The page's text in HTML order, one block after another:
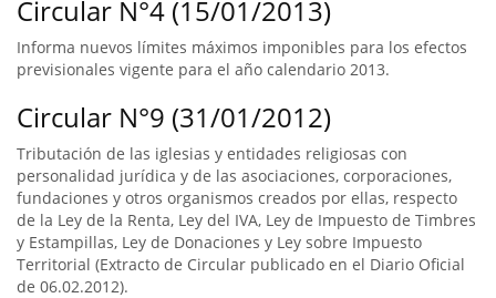
Circular N°4 (15/01/2013)
Informa nuevos límites máximos imponibles para los efectos
previsionales vigente para el año calendario 2013.
Circular N°9 (31/01/2012)
Tributación de las iglesias y entidades religiosas con
personalidad jurídica y de las asociaciones, corporaciones,
fundaciones y otros organismos creados por ellas, respecto
de la Ley de la Renta, Ley del IVA, Ley de Impuesto de Timbres
y Estampillas, Ley de Donaciones y Ley sobre Impuesto
Territorial (Extracto de Circular publicado en el Diario Oficial
de 06.02.2012).